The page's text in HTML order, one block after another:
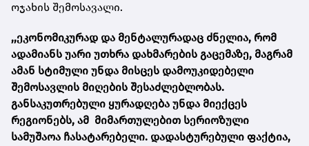
ოჯახის შემოსავალი.
,,ეკონომიკურად და მენტალურადაც ძნელია, რომ
ადამიანს უარი უთხრა დახმარების გაცემაზე, მაგრამ
ამან სტიმული უნდა მისცეს დამოუკიდებელი
შემოსავლის მიღების შესაძლებლობას.
განსაკუთრებული ყურადღება უნდა მიექცეს
რეგიონებს, ამ მიმართულებით სერიოზული
სამუშაოა ჩასატარებელი. დადასტურებული ფაქტია,